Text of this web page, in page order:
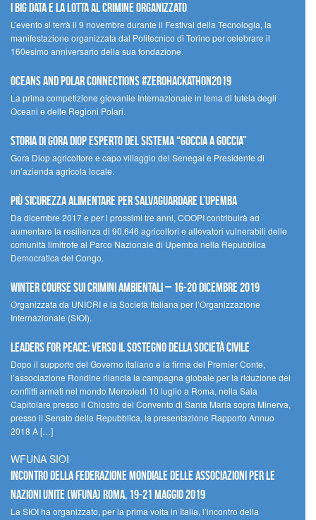
I Big Data e la lotta al crimine organizzato
L’evento si terrà il 9 novembre durante il Festival della Tecnologia, la
manifestazione organizzata dal Politecnico di Torino per celebrare il
160esimo anniversario della sua fondazione.
Oceans and Polar Connections #ZEROHackathon2019
La prima competizione giovanile Internazionale in tema di tutela degli
Oceani e delle Regioni Polari.
STORIA DI GORA DIOP ESPERTO DEL SISTEMA “GOCCIA A GOCCIA”
Gora Diop agricoltore e capo villaggio del Senegal e Presidente di
un’azienda agricola locale.
Più sicurezza alimentare per salvaguardare l’Upemba
Da dicembre 2017 e per i prossimi tre anni, COOPI contribuirà ad
aumentare la resilienza di 90.646 agricoltori e allevatori vulnerabili delle
comunità limitrofe al Parco Nazionale di Upemba nella Repubblica
Democratica del Congo.
Winter Course sui Crimini Ambientali – 16-20 Dicembre 2019
Organizzata da UNICRI e la Società Italiana per l’Organizzazione
Internazionale (SIOI).
Leaders for peace: verso il sostegno della società civile
Dopo il supporto del Governo italiano e la firma del Premier Conte,
l’associazione Rondine rilancia la campagna globale per la riduzione dei
conflitti armati nel mondo Mercoledì 10 luglio a Roma, nella Sala
Capitolare presso il Chiostro del Convento di Santa Maria sopra Minerva,
presso il Senato della Repubblica, la presentazione Rapporto Annuo
2018 A […]
WFUNA SIOI
Incontro della Federazione Mondiale delle Associazioni per le
Nazioni Unite (WFUNA) Roma, 19-21 maggio 2019
La SIOI ha organizzato, per la prima volta in Italia, l’incontro della